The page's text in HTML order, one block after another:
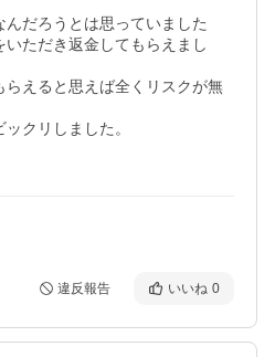
だろうとは思っていました
ただき返金してもらえまし
えると思えば全くリスクが無
クリしました。
違反報告 いいね 0